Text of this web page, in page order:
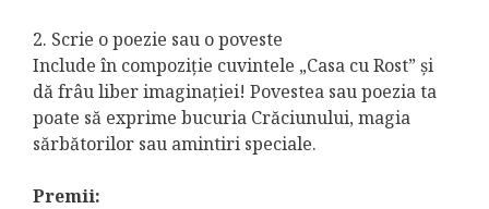
2. Scrie o poezie sau o poveste
Include în compoziție cuvintele „Casa cu Rost” și
dă frâu liber imaginației! Povestea sau poezia ta
poate să exprime bucuria Crăciunului, magia
sărbătorilor sau amintiri speciale.
Premii: